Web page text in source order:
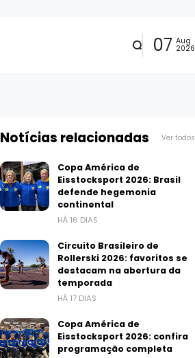
07 Aug
2026
Notícias relacionadas Ver todos
Copa América de
Eisstocksport 2026: Brasil
defende hegemonia
continental
HÁ 16 DIAS
Circuito Brasileiro de
Rollerski 2026: favoritos se
destacam na abertura da
temporada
HÁ 17 DIAS
Copa América de
Eisstocksport 2026: confira
programação completa